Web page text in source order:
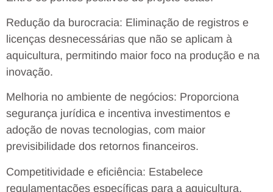
Redução da burocracia: Eliminação de registros e
licenças desnecessárias que não se aplicam à
aquicultura, permitindo maior foco na produção e na
inovação.
Melhoria no ambiente de negócios: Proporciona
segurança jurídica e incentiva investimentos e
adoção de novas tecnologias, com maior
previsibilidade dos retornos financeiros.
Competitividade e eficiência: Estabelece
regulamentações específicas para a aquicultura,